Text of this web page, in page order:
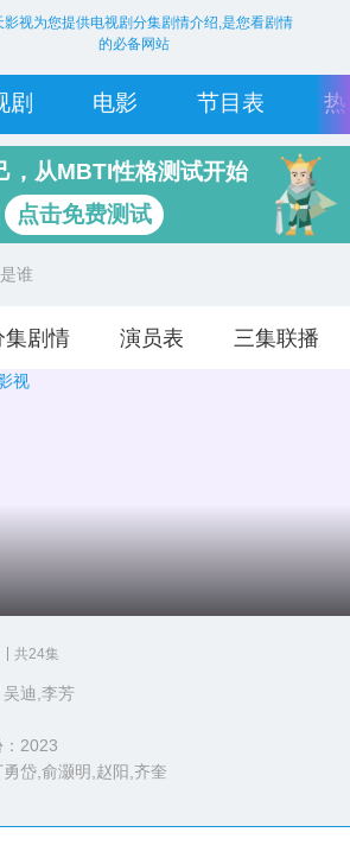
影视为您提供电视剧分集剧情介绍,是您看剧情
的必备网站
剧 电影 节目表
，从MBTI性格测试开始
点击免费测试
谁
集剧情 演员表 三集联播
共24集
迪,李芳
2023
岱,俞灏明,赵阳,齐奎